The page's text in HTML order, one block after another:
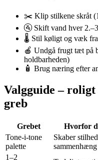
✂️ Klip stilkene skråt
🚰 Skift vand hver
🌡️ Stil køligt og væk fra
🍎 Undgå frugt tæt på
holdbarheden)
🧴 Brug næring efter
Valgguide –
greb
Grebet Hvorfor
Tone-i-tone
palette
Skaber
sammenhæng
1–2